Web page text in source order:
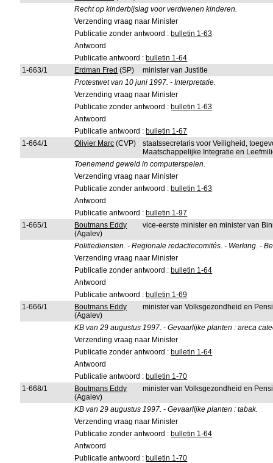
Recht op kinderbijslag voor verdwenen kinderen.
Verzending vraag naar Minister
Publicatie zonder antwoord : bulletin 1-63
Antwoord
Publicatie antwoord : bulletin 1-64
1-663/1
Erdman Fred (SP)
minister van Justitie
Protestwet van 10 juni 1997. - Interpretatie.
Verzending vraag naar Minister
Publicatie zonder antwoord : bulletin 1-63
Antwoord
Publicatie antwoord : bulletin 1-67
1-664/1
Olivier Marc (CVP)
staatssecretaris voor Veiligheid,
Maatschappelijke Integratie en
Toenemend geweld in computerspelen.
Verzending vraag naar Minister
Publicatie zonder antwoord : bulletin 1-63
Antwoord
Publicatie antwoord : bulletin 1-97
1-665/1
Boutmans Eddy
(Agalev)
vice-eerste minister en minister van
Politiediensten. - Regionale redactiecomités. - Werking. -
Verzending vraag naar Minister
Publicatie zonder antwoord : bulletin 1-64
Antwoord
Publicatie antwoord : bulletin 1-69
1-666/1
Boutmans Eddy
(Agalev)
minister van Volksgezondheid en
KB van 29 augustus 1997. - Gevaarlijke planten : areca
Verzending vraag naar Minister
Publicatie zonder antwoord : bulletin 1-64
Antwoord
Publicatie antwoord : bulletin 1-70
1-668/1
Boutmans Eddy
(Agalev)
minister van Volksgezondheid en
KB van 29 augustus 1997. - Gevaarlijke planten : tabak.
Verzending vraag naar Minister
Publicatie zonder antwoord : bulletin 1-64
Antwoord
Publicatie antwoord : bulletin 1-70